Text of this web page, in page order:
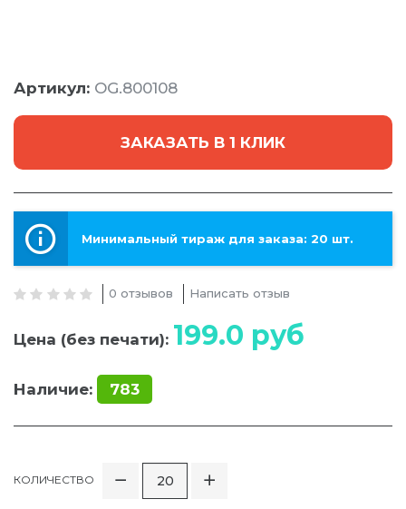
Артикул: OG.800108
ЗАКАЗАТЬ В 1 КЛИК
Минимальный тираж для заказа: 20 шт.
0 отзывов Написать отзыв
Цена (без печати): 199.0 руб
Наличие: 783
КОЛИЧЕСТВО